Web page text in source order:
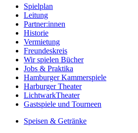
Spielplan
Leitung
Partner:innen
Historie
Vermietung
Freundeskreis
Wir spielen Bücher
Jobs & Praktika
Hamburger Kammerspiele
Harburger Theater
LichtwarkTheater
Gastspiele und Tourneen
Speisen & Getränke